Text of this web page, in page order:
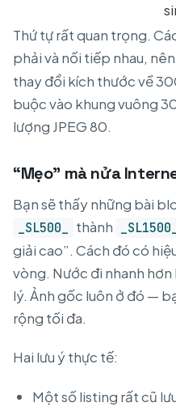
Thứ tự rất quan trọng.
phải và nối tiếp nhau, nên
thay đổi kích thước về
buộc vào khung vuông
lượng JPEG 80.
“Mẹo” mà nửa
Bạn sẽ thấy những bài
_SL500_ thành _SL1500_
giải cao”. Cách đó có
vòng. Nước đi nhanh
lý. Ảnh gốc luôn ở đó —
rộng tối đa.
Hai lưu ý thực tế:
Một số listing rất cũ